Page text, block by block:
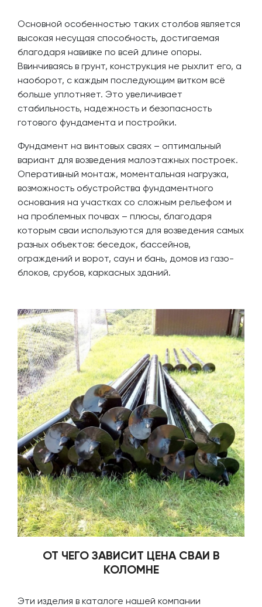
Основной особенностью таких столбов является
высокая несущая способность, достигаемая
благодаря навивке по всей длине опоры.
Ввинчиваясь в грунт, конструкция не рыхлит его, а
наоборот, с каждым последующим витком всё
больше уплотняет. Это увеличивает
стабильность, надежность и безопасность
готового фундамента и постройки.
Фундамент на винтовых сваях – оптимальный
вариант для возведения малоэтажных построек.
Оперативный монтаж, моментальная нагрузка,
возможность обустройства фундаментного
основания на участках со сложным рельефом и
на проблемных почвах – плюсы, благодаря
которым сваи используются для возведения самых
разных объектов: беседок, бассейнов,
ограждений и ворот, саун и бань, домов из газо-
блоков, срубов, каркасных зданий.
ОТ ЧЕГО ЗАВИСИТ ЦЕНА СВАИ В
КОЛОМНЕ
Эти изделия в каталоге нашей компании